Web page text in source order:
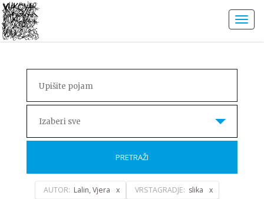
Izaberi sve
PRETRAŽI
AUTOR: Lalin, Vjera VRSTAGRADJE: slika